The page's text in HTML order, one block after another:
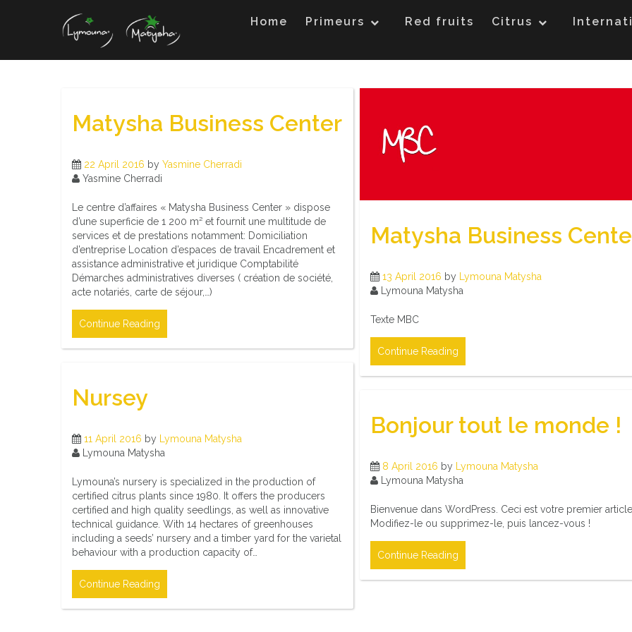
Home Primeurs Red fruits Citrus
Matysha Business Center
22 April 2016 by Yasmine Cherradi
Yasmine Cherradi
Le centre d’affaires « Matysha Business Center » dispose
d’une superficie de 1 200 m² et fournit une multitude de
services et de prestations notamment: Domiciliation
d’entreprise Location d’espaces de travail Encadrement et
assistance administrative et juridique Comptabilité
Démarches administratives diverses ( création de société,
acte notariés, carte de séjour,…)
Continue Reading
Matysha Business
13 April 2016 by
Lymouna Matysha
Lymouna Matysha
Texte MBC
Continue Reading
Nursey
11 April 2016 by
Lymouna Matysha
Lymouna Matysha
Lymouna’s nursery is specialized in the production of
certified citrus plants since 1980. It offers the producers
certified and high quality seedlings, as well as innovative
technical guidance. With 14 hectares of greenhouses
including a seeds’ nursery and a timber yard for the varietal
behaviour with a production capacity of…
Continue Reading
Bonjour tout le monde !
8 April 2016 by
Lymouna Matysha
Lymouna Matysha
Bienvenue dans WordPress. Ceci est votre premier
Modifiez-le ou supprimez-le, puis lancez-vous !
Continue Reading